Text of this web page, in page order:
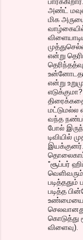
அண்ட்
மிக
என்று
என்று
மட்டுமல்ல
வந்த
போல்
டிவியில்
"சூப்பர்
படித்த
உண்மையை
கொடுத்து
விளைவு).